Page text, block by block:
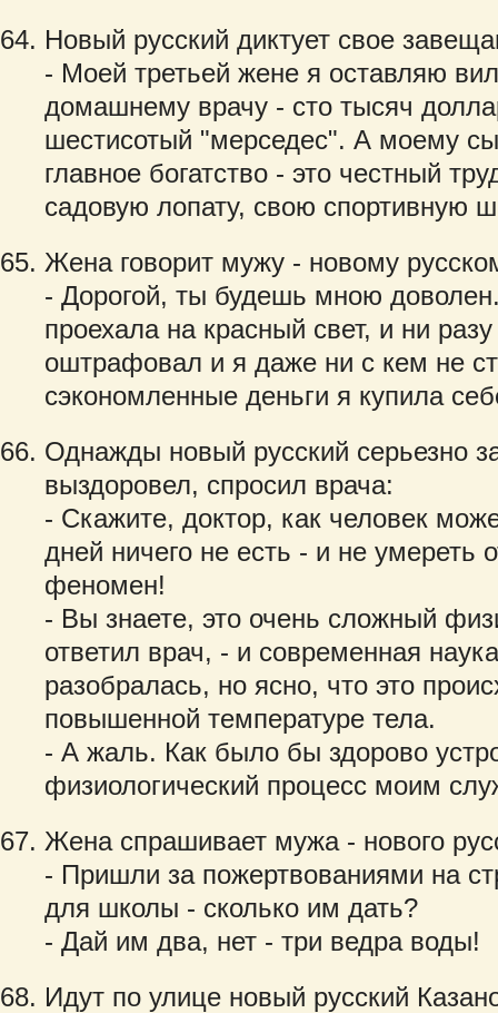
Новый русский диктует свое
- Моей третьей жене я оставляю
домашнему врачу - сто тысяч
шестисотый "мерседес". А моему
главное богатство - это честный
садовую лопату, свою спортивную
Жена говорит мужу - новому
- Дорогой, ты будешь мною
проехала на красный свет, и ни
оштрафовал и я даже ни с кем не
сэкономленные деньги я купила
Однажды новый русский серьезно
выздоровел, спросил врача:
- Скажите, доктор, как человек
дней ничего не есть - и не умереть
феномен!
- Вы знаете, это очень сложный
ответил врач, - и современная
разобралась, но ясно, что это
повышенной температуре тела.
- А жаль. Как было бы здорово
физиологический процесс моим
Жена спрашивает мужа - нового
- Пришли за пожертвованиями на
для школы - сколько им дать?
- Дай им два, нет - три ведра воды!
Идут по улице новый русский